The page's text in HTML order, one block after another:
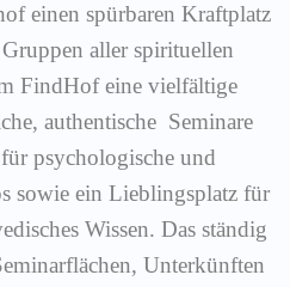
einen spürbaren Kraftplatz
aller spirituellen
FindHof eine vielfältige
authentische Seminare
psychologische und
sowie ein Lieblingsplatz für
Wissen. Das ständig
Unterkünften